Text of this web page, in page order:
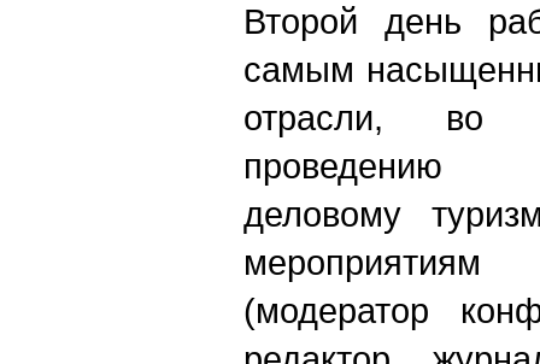
Второй день
самым
отрасли, во
проведению
деловому
(модератор